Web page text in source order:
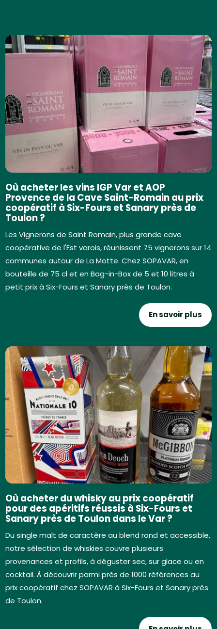
Où acheter les vins IGP Var et AOP
Provence de la Cave Saint-Romain au prix
coopératif à Six-Fours et Sanary près de
Toulon ?
Les Vignerons de Saint Romain, plus grande cave
coopérative de l'Est varois, réunissent 75 vignerons sur 14
communes autour de La Motte. Chez SOPAVAR, en
bouteille de 75 cl et en Bag-in-Box de 5 et 10 litres à
petit prix à Six-Fours et Sanary près de Toulon.
En savoir plus
Où acheter du whisky au prix coopératif
pour des apéritifs réussis à Six-Fours et
Sanary près de Toulon dans le Var ?
Du single malt de caractère au blend rond et accessible,
notre sélection de whiskies couvre plusieurs
provenances et profils, à déguster sec, sur glace ou en
cocktail. À découvrir parmi près de 1000 références au
prix coopératif chez SOPAVAR à Six-Fours et Sanary près
de Toulon.